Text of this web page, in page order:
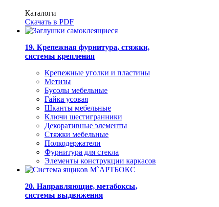
Каталоги
Скачать в PDF
19. Крепежная фурнитура, стяжки,
системы крепления
Крепежные уголки и пластины
Метизы
Бусолы мебельные
Гайка усовая
Шканты мебельные
Ключи шестигранники
Декоративные элементы
Стяжки мебельные
Полкодержатели
Фурнитура для стекла
Элементы конструкции каркасов
20. Направляющие, метабоксы,
системы выдвижения